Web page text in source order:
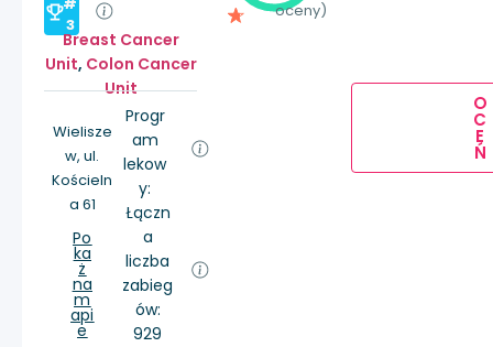
3
Breast Cancer
Unit, Colon Cancer
Unit
Wielisze
w, ul.
Kościeln
a 61
Po
ka
ż
na
m
api
e
Progr
am
lekow
y:
Łączn
a
liczba
zabieg
ów:
929
oceny)
O
C
E
Ń